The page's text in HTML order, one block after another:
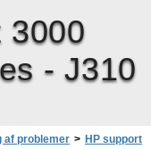
3000
- J310
af problemer > HP support